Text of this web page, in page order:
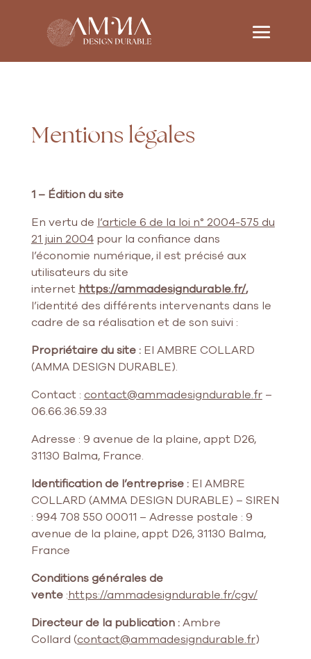
Mentions légales
1 – Édition du site
En vertu de l’article 6 de la loi n° 2004-575 du
21 juin 2004pour la confiance dans
l’économie numérique, il est précisé aux
utilisateurs du site
internet https://ammadesigndurable.fr/,
l’identité des différents intervenants dans le
cadre de sa réalisation et de son suivi :
Propriétaire du site : EI AMBRE COLLARD
(AMMA DESIGN DURABLE).
Contact : contact@ammadesigndurable.fr–
06.66.36.59.33
Adresse : 9 avenue de la plaine, appt D26,
31130 Balma, France.
Identification de l’entreprise :EI AMBRE
COLLARD (AMMA DESIGN DURABLE) – SIREN
: 994 708 550 00011 – Adresse postale : 9
avenue de la plaine, appt D26, 31130 Balma,
France
Conditions générales de
vente:https://ammadesigndurable.fr/cgv/
Directeur de la publication :Ambre
Collard (contact@ammadesigndurable.fr)